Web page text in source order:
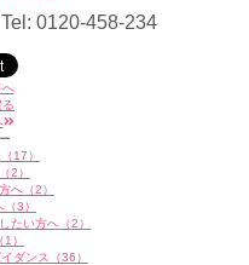
0120-458-234
へ
17）
2）
へ（2）
3）
たい方へ（2）
）
ダンス（36）